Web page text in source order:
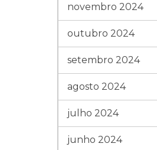
novembro 2024
outubro 2024
setembro 2024
agosto 2024
julho 2024
junho 2024